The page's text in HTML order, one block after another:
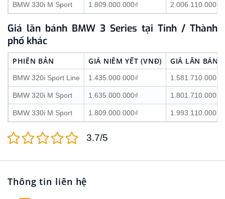
BMW 330i M Sport 1.809.000.000₫ 2.006.110.000₫
Giá lăn bánh BMW 3 Series tại Tỉnh / Thành
phố khác
PHIÊN BẢN GIÁ NIÊM YẾT (VNĐ) GIÁ LĂN
BMW 320i Sport Line 1.435.000.000₫ 1.581.710.000₫
BMW 320i M Sport 1.635.000.000₫ 1.801.710.000₫
BMW 330i M Sport 1.809.000.000₫ 1.993.110.000₫
3.7/5
Thông tin liên hệ